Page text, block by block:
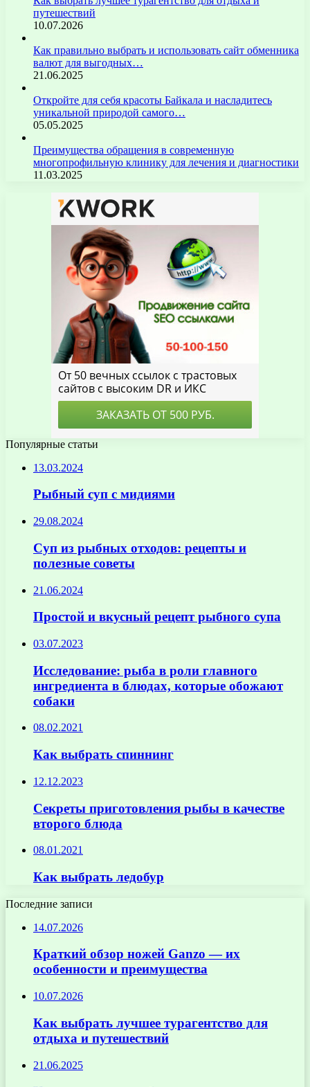
путешествий
10.07.2026
Как правильно выбрать и использовать сайт обменника
валют для выгодных…
21.06.2025
Откройте для себя красоты Байкала и насладитесь
уникальной природой самого…
05.05.2025
Преимущества обращения в современную
многопрофильную клинику для лечения и диагностики
11.03.2025
Популярные статьи
13.03.2024
Рыбный суп с мидиями
29.08.2024
Суп из рыбных отходов: рецепты и
полезные советы
21.06.2024
Простой и вкусный рецепт рыбного супа
03.07.2023
Исследование: рыба в роли главного
ингредиента в блюдах, которые обожают
собаки
08.02.2021
Как выбрать спиннинг
12.12.2023
Секреты приготовления рыбы в качестве
второго блюда
08.01.2021
Как выбрать ледобур
Последние записи
14.07.2026
Краткий обзор ножей Ganzo — их
особенности и преимущества
10.07.2026
Как выбрать лучшее турагентство для
отдыха и путешествий
21.06.2025